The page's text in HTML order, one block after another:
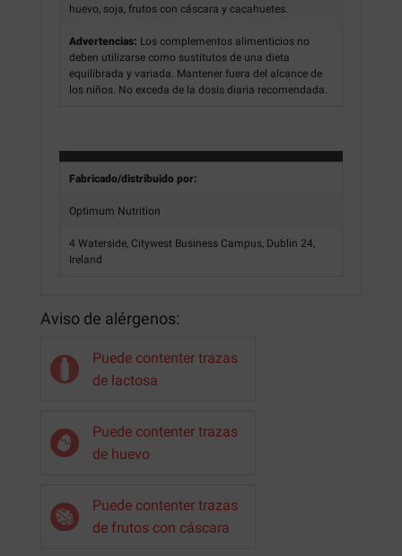
huevo, soja, frutos con cáscara y cacahuetes.
Advertencias: Los complementos alimenticios no
deben utilizarse como sustitutos de una dieta
equilibrada y variada. Mantener fuera del alcance de
los niños. No exceda de la dosis diaria recomendada.
Fabricado/distribuido por:
Optimum Nutrition
4 Waterside, Citywest Business Campus, Dublin 24,
Ireland
Aviso de alérgenos:
Puede contenter trazas
de lactosa
Puede contenter trazas
de huevo
Puede contenter trazas
de frutos con cáscara